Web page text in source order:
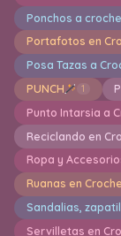
Ponchos a
Portafotos en
Posa Tazas a
PUNCH 1
Punto Intarsia a
Reciclando en
Ropa y
Ruanas en
Sandalias,
Servilletas en